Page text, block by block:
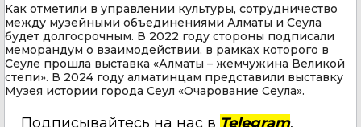
Как отметили в управлении культуры, сотрудничество
между музейными объединениями Алматы и Сеула
будет долгосрочным. В 2022 году стороны подписали
меморандум о взаимодействии, в рамках которого в
Сеуле прошла выставка «Алматы – жемчужина Великой
степи». В 2024 году алматинцам представили выставку
Музея истории города Сеул «Очарование Сеула».
Подписывайтесь на нас в Telegram,